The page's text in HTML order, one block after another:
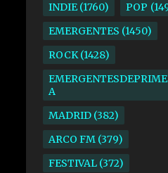
INDIE 1760 POP
EMERGENTES 1450
ROCK 1428
A
MADRID 382
ARCO FM 379
FESTIVAL 372